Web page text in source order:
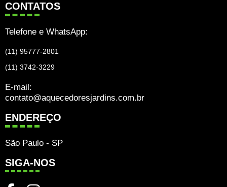
CONTATOS
Telefone e WhatsApp:
(11) 95777-2801
(11) 3742-3229
E-mail:
contato@aquecedoresjardins.com.br
ENDEREÇO
São Paulo - SP
SIGA-NOS